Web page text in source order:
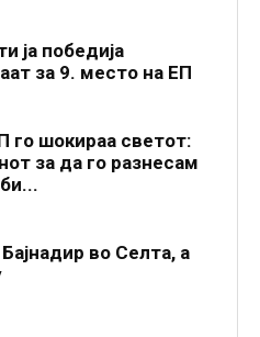
ја победија
за 9. место на ЕП
го шокираа светот:
за да го разнесам
во Селта, а